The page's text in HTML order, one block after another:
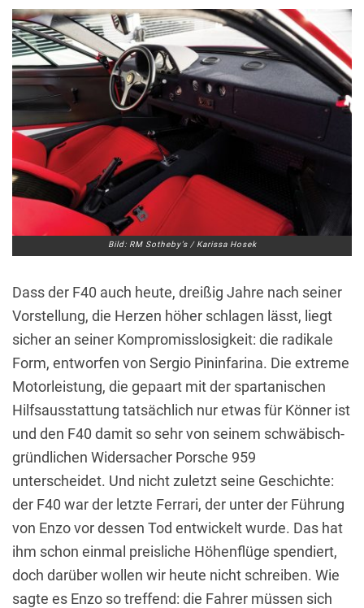
Bild: RM Sotheby’s / Karissa Hosek
Dass der F40 auch heute, dreißig Jahre nach seiner
Vorstellung, die Herzen höher schlagen lässt, liegt
sicher an seiner Kompromisslosigkeit: die radikale
Form, entworfen von Sergio Pininfarina. Die extreme
Motorleistung, die gepaart mit der spartanischen
Hilfsausstattung tatsächlich nur etwas für Könner ist
und den F40 damit so sehr von seinem schwäbisch-
gründlichen Widersacher Porsche 959
unterscheidet. Und nicht zuletzt seine Geschichte:
der F40 war der letzte Ferrari, der unter der Führung
von Enzo vor dessen Tod entwickelt wurde. Das hat
ihm schon einmal preisliche Höhenflüge spendiert,
doch darüber wollen wir heute nicht schreiben. Wie
sagte es Enzo so treffend: die Fahrer müssen sich